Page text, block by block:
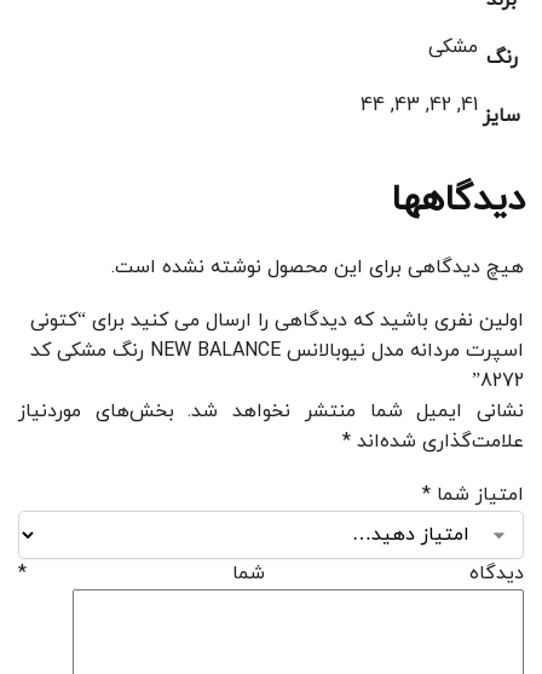
رنگ مشکی
سایز 41, 42, 43, 44
دیدگاهها
هیچ دیدگاهی برای این محصول نوشته نشده است.
اولین نفری باشید که دیدگاهی را ارسال می کنید برای “کتونی
اسپرت مردانه مدل نیوبالانس NEW BALANCE رنگ مشکی کد
8272”
نشانی ایمیل شما منتشر نخواهد شد. بخش‌های موردنیاز
علامت‌گذاری شده‌اند *
امتیاز شما *
دیدگاه شما *